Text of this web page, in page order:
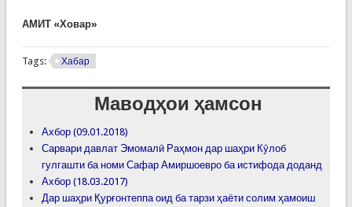
АМИТ «Ховар»
Tags: Хабар
Маводҳои ҳамсон
Ахбор (09.01.2018)
Сарвари давлат Эмомалӣ Раҳмон дар шаҳри Кӯлоб
гулгашти ба номи Сафар Амиршоевро ба истифода доданд
Ахбор (18.03.2017)
Дар шаҳри Қурғонтеппа оид ба тарзи ҳаёти солим ҳамоиш